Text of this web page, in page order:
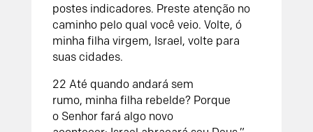
postes indicadores. Preste atenção no
caminho pelo qual você veio. Volte, ó
minha filha virgem, Israel, volte para
suas cidades.
22 Até quando andará sem
rumo, minha filha rebelde? Porque
o Senhorfará algo novo